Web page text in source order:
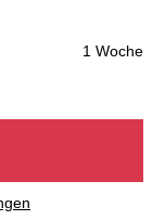
1 Woche